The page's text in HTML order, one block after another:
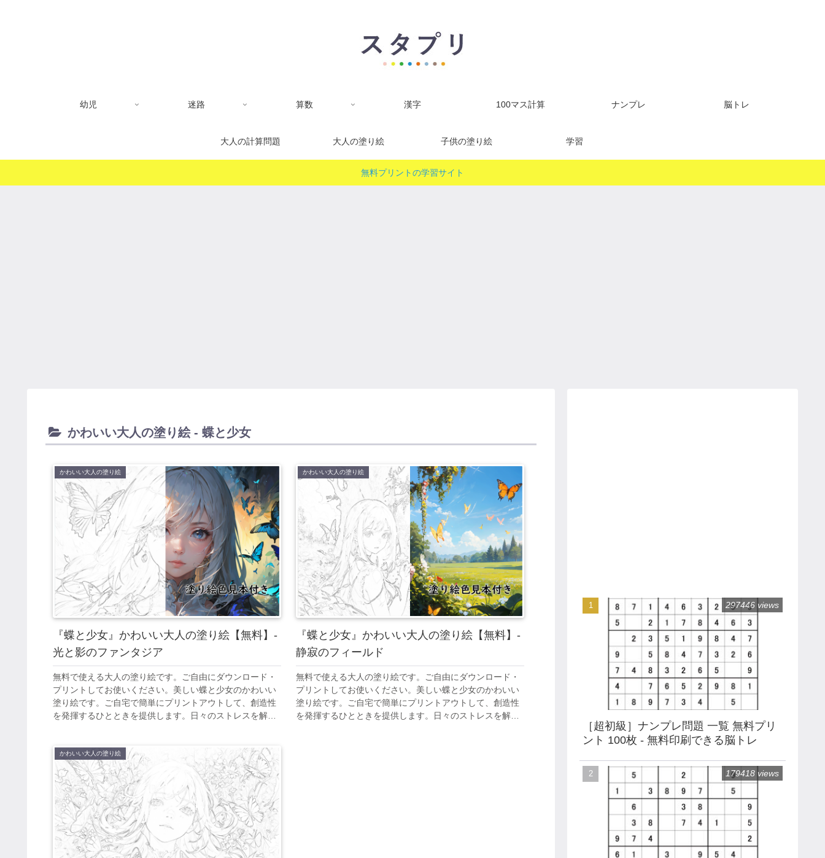
幼児 迷路 算数 漢字 100マス計算 ナンプレ 脳トレ
大人の計算問題 大人の塗り絵 子供の塗り絵 学習
無料プリントの学習サイト
かわいい大人の塗り絵 - 蝶と少女
かわいい大人の塗り絵
『蝶と少女』かわいい大人の塗り絵【無料】-
光と影のファンタジア
無料で使える大人の塗り絵です。ご自由にダウンロード・
プリントしてお使いください。美しい蝶と少女のかわいい
塗り絵です。ご自宅で簡単にプリントアウトして、創造性
を発揮するひとときを提供します。日々のストレスを解放
かわいい大人の塗り絵
『蝶と少女』かわいい大人の塗り絵【無料】-
静寂のフィールド
無料で使える大人の塗り絵です。ご自由にダウンロード・
プリントしてお使いください。美しい蝶と少女のかわいい
塗り絵です。ご自宅で簡単にプリントアウトして、創造性
を発揮するひとときを提供します。日々のストレスを解放
かわいい大人の塗り絵
［超初級］ナンプレ問題 一覧 無料プリ
ント 100枚 - 無料印刷できる脳トレ
297446 views
179418 views